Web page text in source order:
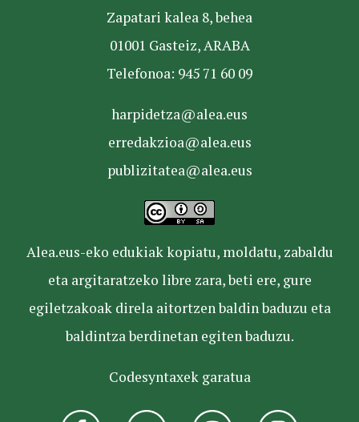
Zapatari kalea 8, behea
01001 Gasteiz, ARABA
Telefonoa: 945 71 60 09
harpidetza@alea.eus
erredakzioa@alea.eus
publizitatea@alea.eus
Alea.eus-eko edukiak kopiatu, moldatu, zabaldu
eta argitaratzeko libre zara, beti ere, gure
egiletzakoak direla aitortzen baldin baduzu eta
baldintza berdinetan egiten baduzu.
Codesyntaxek garatua